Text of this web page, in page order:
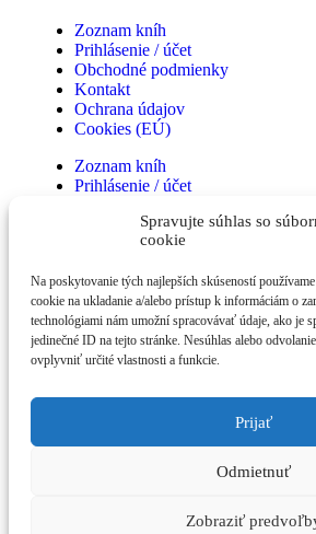
Spravujte súhlas so
cookie
Na poskytovanie tých najlepších skúseností
cookie na ukladanie a/alebo prístup k informáciám o
technológiami nám umožní spracovávať údaje, ako je
jedinečné ID na tejto stránke. Nesúhlas alebo
ovplyvniť určité vlastnosti a funkcie.
Prijať
Odmietnuť
Zobraziť
Všetky práva vyhradené © 2020 |
Zoznam kníh
Prihlásenie / účet
Obchodné podmienky
Kontakt
Ochrana údajov
Cookies (EÚ)
Zoznam kníh
Prihlásenie / účet
Ochrana údajov